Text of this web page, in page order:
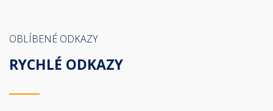
OBLÍBENÉ ODKAZY
RYCHLÉ ODKAZY